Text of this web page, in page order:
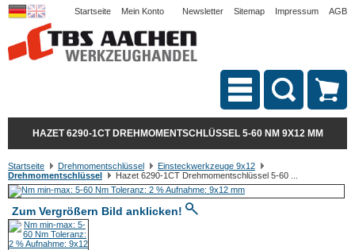
Startseite Mein Konto Newsletter Sitemap Impressum AGB
HAZET 6290-1CT DREHMOMENTSCHLÜSSEL 5-60 NM 9X12 MM
Startseite Drehmomentschlüssel
Einsteckwerkzeuge 9x12
Drehmomentschlüssel
Hazet 6290-1CT Drehmomentschlüssel 5-60 ...
Zum Vergrößern Bild anklicken!